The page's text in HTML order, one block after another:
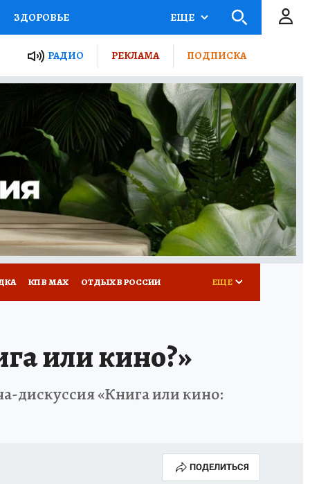
ЗДОРОВЬЕ
РОССИИ
ПУТЕВОДИТЕЛЬ
ТУРИЗМ
ПОТРЕБИТЕЛЯ ВСЕ О КП
ЕЩЕ
РАДИО РЕКЛАМА ПОДПИСКА
КП В МАХ ОТДЫХ В РОССИИ ЕЩЕ
или кино?»
дискуссия «Книга или кино:
ПОДЕЛИТЬСЯ